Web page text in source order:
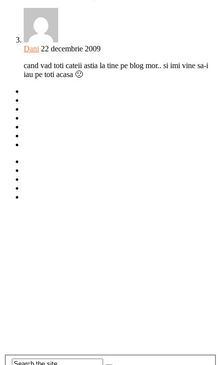
Dani 22 decembrie 2009
cand vad toti cateii astia la tine pe blog mor.. si imi vine sa-i
iau pe toti acasa 🙁